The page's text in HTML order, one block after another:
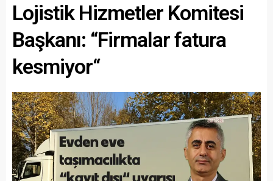
Lojistik Hizmetler Komitesi
Başkanı: “Firmalar fatura
kesmiyor“